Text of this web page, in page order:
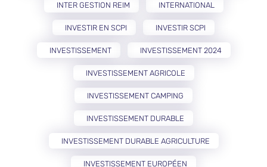
INTER GESTION REIM INTERNATIONAL
INVESTIR EN SCPI INVESTIR SCPI
INVESTISSEMENT INVESTISSEMENT 2024
INVESTISSEMENT AGRICOLE
INVESTISSEMENT CAMPING
INVESTISSEMENT DURABLE
INVESTISSEMENT DURABLE AGRICULTURE
INVESTISSEMENT EUROPÉEN